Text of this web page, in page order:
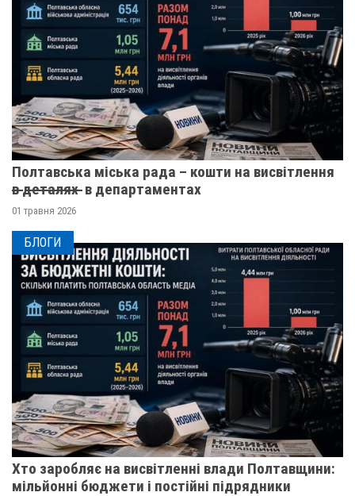
Полтавська міська рада – кошти на висвітлення
в̶ ̶д̶е̶т̶а̶л̶я̶х̶ ̶ в департаментах
01 травня 2026
БЛОГИ
Хто заробляє на висвітленні влади Полтавщини:
мільйонні бюджети і постійні підрядники